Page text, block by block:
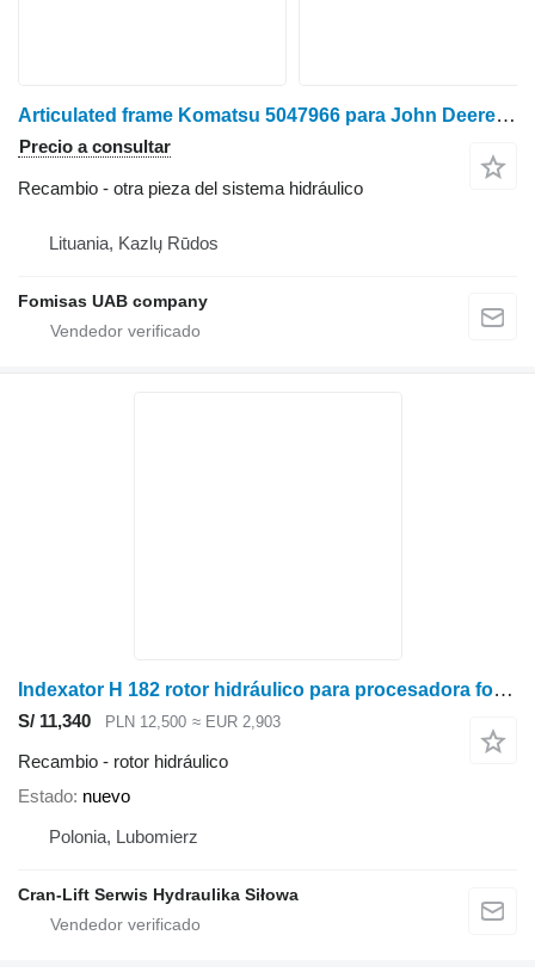
Articulated frame Komatsu 5047966 para John Deere 890.1 autocargador
Precio a consultar
Recambio - otra pieza del sistema hidráulico
Lituania, Kazlų Rūdos
Fomisas UAB company
Indexator H 182 rotor hidráulico para procesadora forestal
S/ 11,340 PLN 12,500 ≈ EUR 2,903
Recambio - rotor hidráulico
Estado nuevo
Polonia, Lubomierz
Cran-Lift Serwis Hydraulika Siłowa